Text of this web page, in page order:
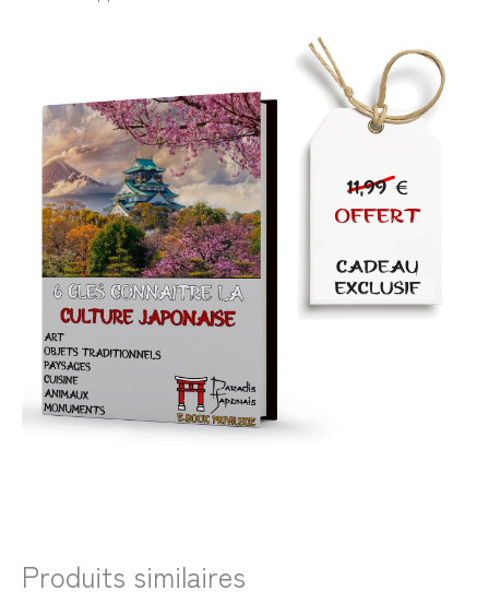
Produits similaires